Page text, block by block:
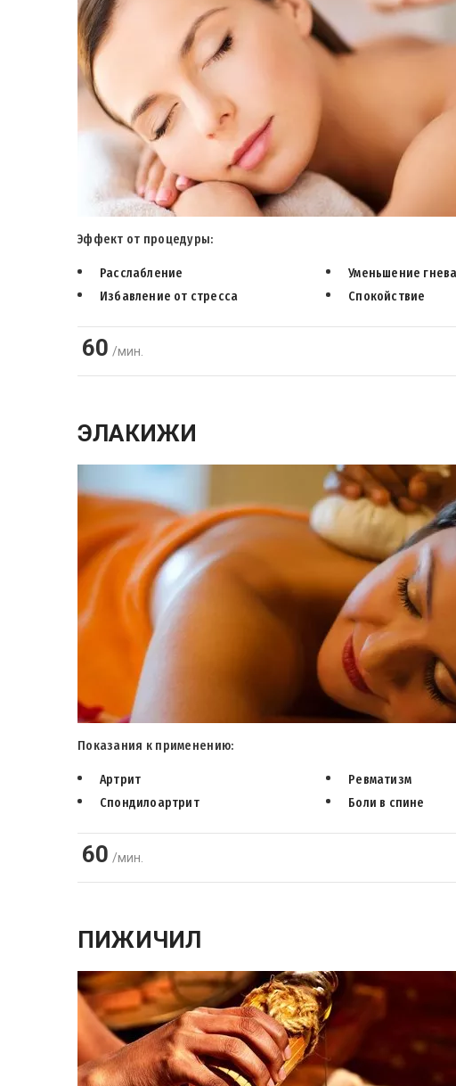
Эффект от процедуры:
Расслабление
Уменьшение гнева
Избавление от стресса
Спокойствие
60 /мин.
ЭЛАКИЖИ
Показания к применению:
Артрит
Ревматизм
Спондилоартрит
Боли в спине
60 /мин.
ПИЖИЧИЛ